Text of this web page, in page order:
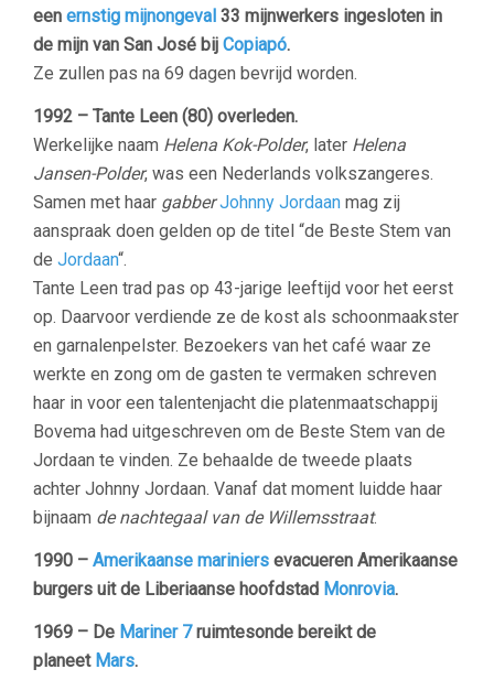
een ernstig mijnongeval 33 mijnwerkers ingesloten in
de mijn van San José bij Copiapó.
Ze zullen pas na 69 dagen bevrijd worden.
1992 – Tante Leen (80) overleden.
Werkelijke naam Helena Kok-Polder, later Helena
Jansen-Polder, was een Nederlands volkszangeres.
Samen met haar gabber Johnny Jordaan mag zij
aanspraak doen gelden op de titel “de Beste Stem van
de Jordaan“.
Tante Leen trad pas op 43-jarige leeftijd voor het eerst
op. Daarvoor verdiende ze de kost als schoonmaakster
en garnalenpelster. Bezoekers van het café waar ze
werkte en zong om de gasten te vermaken schreven
haar in voor een talentenjacht die platenmaatschappij
Bovema had uitgeschreven om de Beste Stem van de
Jordaan te vinden. Ze behaalde de tweede plaats
achter Johnny Jordaan. Vanaf dat moment luidde haar
bijnaam de nachtegaal van de Willemsstraat.
1990 – Amerikaanse mariniers evacueren Amerikaanse
burgers uit de Liberiaanse hoofdstad Monrovia.
1969 – De Mariner 7ruimtesonde bereikt de
planeet Mars.